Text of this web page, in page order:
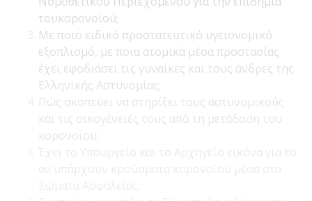
τουκορονοϊού;
Με ποιο ειδικό προστατευτικό υγειονομικό
εξοπλισμό, με ποια ατομικά μέσα προστασίας
έχει εφοδιάσει τις γυναίκες και τους άνδρες της
Ελληνικής Αστυνομίας;
Πώς σκοπεύει να στηρίξει τους αστυνομικούς
και τις οικογένειές τους από τη μετάδοση του
κορονοϊου;